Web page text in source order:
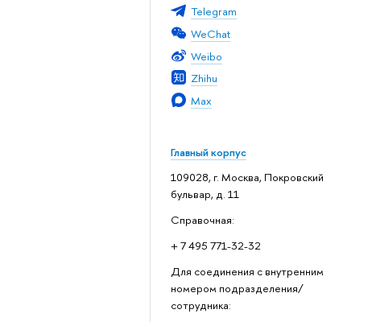
Telegram
WeChat
Weibo
Zhihu
Max
Главный корпус
109028, г. Москва, Покровский
бульвар, д. 11
Справочная:
+ 7 495 771-32-32
Для соединения с внутренним
номером подразделения/
сотрудника: